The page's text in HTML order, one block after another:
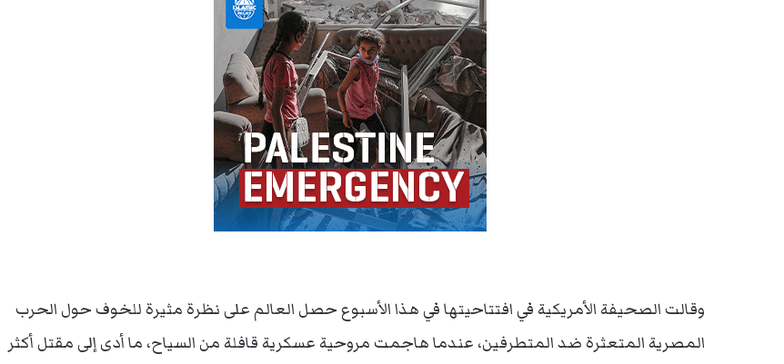
وقالت الصحيفة الأمريكية في افتتاحيتها في هذا الأسبوع حصل العالم على نظرة مثيرة للخوف حول الحرب
المصرية المتعثرة ضد المتطرفين، عندما هاجمت مروحية عسكرية قافلة من السياح، ما أدى إلى مقتل أكثر